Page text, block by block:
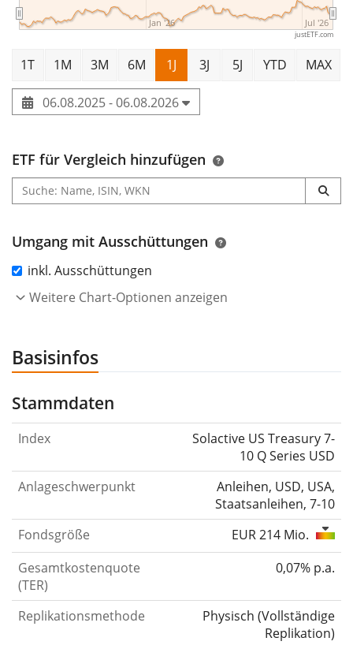
Jan '26 Jul '26
justETF.com
1T 1M 3M 6M 1J 3J 5J YTD MAX
06.08.2025 - 06.08.2026
ETF für Vergleich hinzufügen
Umgang mit Ausschüttungen
inkl. Ausschüttungen
Weitere Chart-Optionen anzeigen
Basisinfos
Stammdaten
Index
Solactive US Treasury 7-
10 Q Series USD
Anlageschwerpunkt
Anleihen, USD, USA,
Staatsanleihen, 7-10
Fondsgröße
EUR 214 Mio.
Gesamtkostenquote
(TER)
0,07% p.a.
Replikationsmethode Physisch (Vollständige
Replikation)